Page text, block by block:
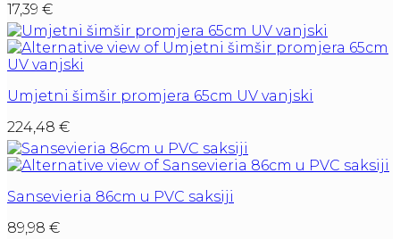
17,39 €
Umjetni šimšir promjera 65cm UV vanjski
224,48 €
Sansevieria 86cm u PVC saksiji
89,98 €